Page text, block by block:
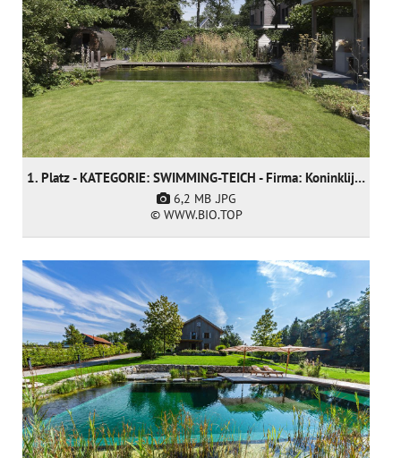
1. Platz - KATEGORIE: SWIMMING-TEICH - Firma: Koninklijke Ginkel Group
6,2 MB .JPG
© WWW.BIO.TOP